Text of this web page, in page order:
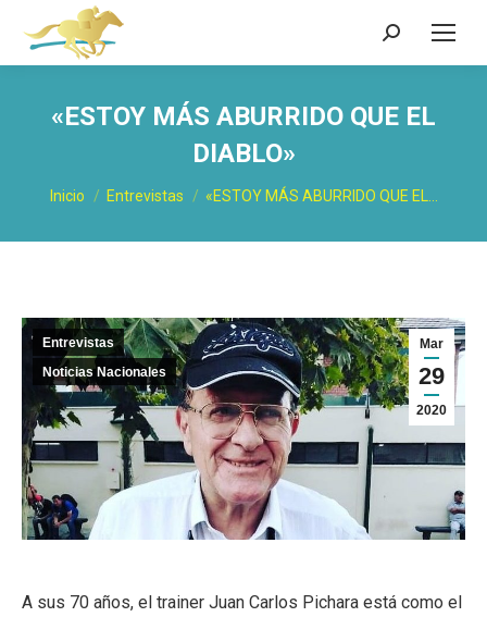
Buscar:
«ESTOY MÁS ABURRIDO QUE EL
DIABLO»
Estás aquí:
Inicio Entrevistas «ESTOY MÁS ABURRIDO QUE EL…
Mar
29
2020
Entrevistas
Noticias Nacionales
A sus 70 años, el trainer Juan Carlos Pichara está como el